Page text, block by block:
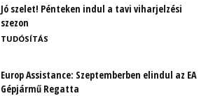
Jó szelet! Pénteken indul a tavi viharjelzési
szezon
TUDÓSÍTÁS
Europ Assistance: Szeptemberben elindul az EA
Gépjármű Regatta